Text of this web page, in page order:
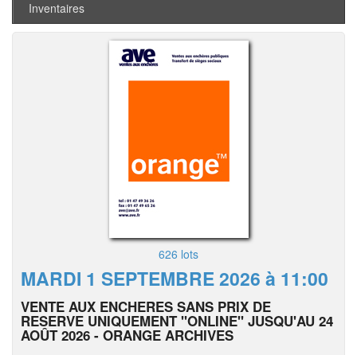
Inventaires
626 lots
MARDI 1 SEPTEMBRE 2026 à 11:00
VENTE AUX ENCHERES SANS PRIX DE
RESERVE UNIQUEMENT "ONLINE" JUSQU'AU 24
AOÛT 2026 - ORANGE ARCHIVES